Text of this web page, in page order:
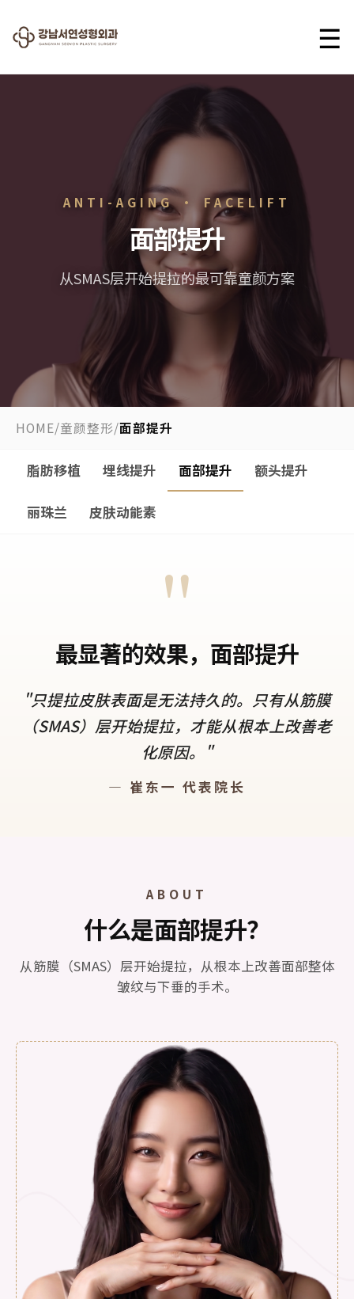
☰
ANTI-AGING · FACELIFT
面部提升
从SMAS层开始提拉的最可靠童颜方案
HOME/童颜整形/面部提升
脂肪移植 埋线提升 面部提升 额头提升
丽珠兰 皮肤动能素
"
最显著的效果，面部提升
"只提拉皮肤表面是无法持久的。只有从筋膜
（SMAS）层开始提拉，才能从根本上改善老
化原因。"
— 崔东一 代表院长
ABOUT
什么是面部提升？
从筋膜（SMAS）层开始提拉，从根本上改善面部整体
皱纹与下垂的手术。